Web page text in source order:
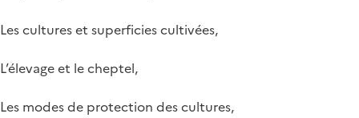
Les cultures et superficies cultivées,
L’élevage et le cheptel,
Les modes de protection des cultures,